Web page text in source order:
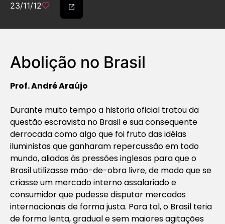
23/11/12
Abolição no Brasil
Prof. André Araújo
Durante muito tempo a historia oficial tratou da
questão escravista no Brasil e sua consequente
derrocada como algo que foi fruto das idéias
iluministas que ganharam repercussão em todo
mundo, aliadas às pressões inglesas para que o
Brasil utilizasse mão-de-obra livre, de modo que se
criasse um mercado interno assalariado e
consumidor que pudesse disputar mercados
internacionais de forma justa. Para tal, o Brasil teria
de forma lenta, gradual e sem maiores agitações